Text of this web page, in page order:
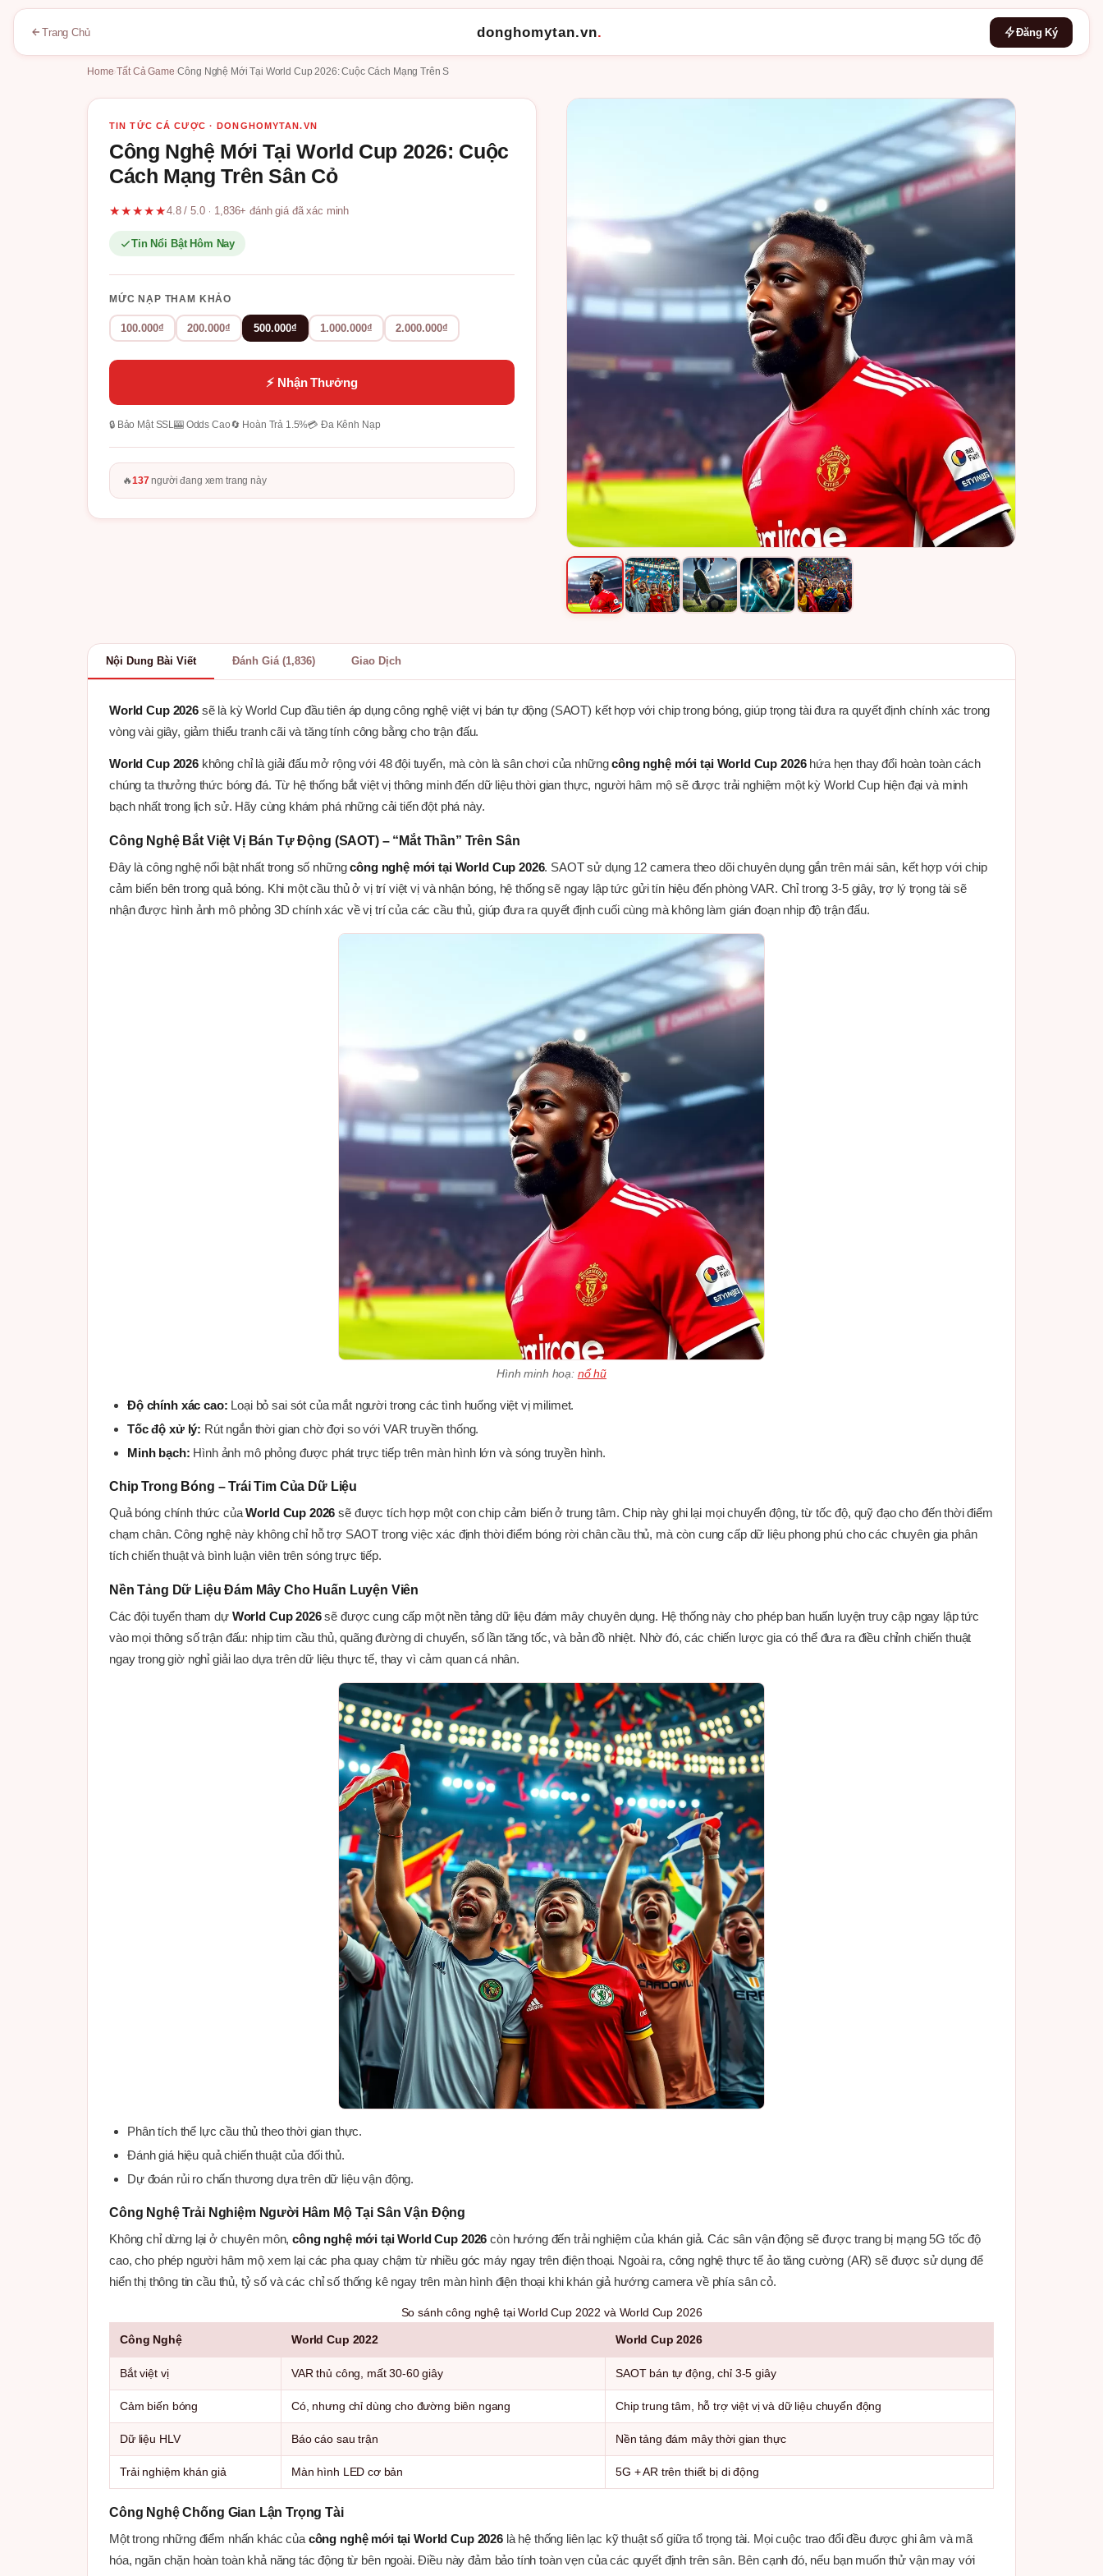
Trang Chủ donghomytan.vn. Đăng Ký
Home ›Tất Cả Game ›Công Nghệ Mới Tại World Cup 2026: Cuộc Cách Mạng Trên S
TIN TỨC CÁ CƯỢC · DONGHOMYTAN.VN
Công Nghệ Mới Tại World Cup 2026: Cuộc
Cách Mạng Trên Sân Cỏ
★★★★★4.8 / 5.0 · 1,836+ đánh giá đã xác minh
Tin Nổi Bật Hôm Nay
MỨC NẠP THAM KHẢO
100.000₫ 200.000₫ 500.000₫ 1.000.000₫ 2.000.000₫
⚡ Nhận Thưởng
🔒 Bảo Mật SSL🎰 Odds Cao🔄 Hoàn Trả 1.5%💳 Đa Kênh Nạp
🔥137người đang xem trang này
Nội Dung Bài Viết Đánh Giá (1,836) Giao Dịch
World Cup 2026sẽ là kỳ World Cup đầu tiên áp dụng công nghệ việt vị bán tự động (SAOT) kết hợp với chip trong bóng, giúp trọng tài đưa ra quyết định chính xác trong
vòng vài giây, giảm thiểu tranh cãi và tăng tính công bằng cho trận đấu.
World Cup 2026không chỉ là giải đấu mở rộng với 48 đội tuyển, mà còn là sân chơi của nhữngcông nghệ mới tại World Cup 2026hứa hẹn thay đổi hoàn toàn cách
chúng ta thưởng thức bóng đá. Từ hệ thống bắt việt vị thông minh đến dữ liệu thời gian thực, người hâm mộ sẽ được trải nghiệm một kỳ World Cup hiện đại và minh
bạch nhất trong lịch sử. Hãy cùng khám phá những cải tiến đột phá này.
Công Nghệ Bắt Việt Vị Bán Tự Động (SAOT) – “Mắt Thần” Trên Sân
Đây là công nghệ nổi bật nhất trong số nhữngcông nghệ mới tại World Cup 2026. SAOT sử dụng 12 camera theo dõi chuyên dụng gắn trên mái sân, kết hợp với chip
cảm biến bên trong quả bóng. Khi một cầu thủ ở vị trí việt vị và nhận bóng, hệ thống sẽ ngay lập tức gửi tín hiệu đến phòng VAR. Chỉ trong 3-5 giây, trợ lý trọng tài sẽ
nhận được hình ảnh mô phỏng 3D chính xác về vị trí của các cầu thủ, giúp đưa ra quyết định cuối cùng mà không làm gián đoạn nhịp độ trận đấu.
Hình minh hoạ: nổ hũ
Độ chính xác cao: Loại bỏ sai sót của mắt người trong các tình huống việt vị milimet.
Tốc độ xử lý: Rút ngắn thời gian chờ đợi so với VAR truyền thống.
Minh bạch: Hình ảnh mô phỏng được phát trực tiếp trên màn hình lớn và sóng truyền hình.
Chip Trong Bóng – Trái Tim Của Dữ Liệu
Quả bóng chính thức củaWorld Cup 2026 sẽ được tích hợp một con chip cảm biến ở trung tâm. Chip này ghi lại mọi chuyển động, từ tốc độ, quỹ đạo cho đến thời điểm
chạm chân. Công nghệ này không chỉ hỗ trợ SAOT trong việc xác định thời điểm bóng rời chân cầu thủ, mà còn cung cấp dữ liệu phong phú cho các chuyên gia phân
tích chiến thuật và bình luận viên trên sóng trực tiếp.
Nền Tảng Dữ Liệu Đám Mây Cho Huấn Luyện Viên
Các đội tuyển tham dự World Cup 2026sẽ được cung cấp một nền tảng dữ liệu đám mây chuyên dụng. Hệ thống này cho phép ban huấn luyện truy cập ngay lập tức
vào mọi thông số trận đấu: nhịp tim cầu thủ, quãng đường di chuyển, số lần tăng tốc, và bản đồ nhiệt. Nhờ đó, các chiến lược gia có thể đưa ra điều chỉnh chiến thuật
ngay trong giờ nghỉ giải lao dựa trên dữ liệu thực tế, thay vì cảm quan cá nhân.
Phân tích thể lực cầu thủ theo thời gian thực.
Đánh giá hiệu quả chiến thuật của đối thủ.
Dự đoán rủi ro chấn thương dựa trên dữ liệu vận động.
Công Nghệ Trải Nghiệm Người Hâm Mộ Tại Sân Vận Động
Không chỉ dừng lại ở chuyên môn,công nghệ mới tại World Cup 2026 còn hướng đến trải nghiệm của khán giả. Các sân vận động sẽ được trang bị mạng 5G tốc độ
cao, cho phép người hâm mộ xem lại các pha quay chậm từ nhiều góc máy ngay trên điện thoại. Ngoài ra, công nghệ thực tế ảo tăng cường (AR) sẽ được sử dụng để
hiển thị thông tin cầu thủ, tỷ số và các chỉ số thống kê ngay trên màn hình điện thoại khi khán giả hướng camera về phía sân cỏ.
So sánh công nghệ tại World Cup 2022 và World Cup 2026
Công Nghệ World Cup 2022 World Cup 2026
Bắt việt vị VAR thủ công, mất 30-60 giây SAOT bán tự động, chỉ 3-5 giây
Cảm biến bóng Có, nhưng chỉ dùng cho đường biên ngang Chip trung tâm, hỗ trợ việt vị và dữ liệu chuyển động
Dữ liệu HLV Báo cáo sau trận Nền tảng đám mây thời gian thực
Trải nghiệm khán giả Màn hình LED cơ bản 5G + AR trên thiết bị di động
Công Nghệ Chống Gian Lận Trọng Tài
Một trong những điểm nhấn khác của công nghệ mới tại World Cup 2026là hệ thống liên lạc kỹ thuật số giữa tổ trọng tài. Mọi cuộc trao đổi đều được ghi âm và mã
hóa, ngăn chặn hoàn toàn khả năng tác động từ bên ngoài. Điều này đảm bảo tính toàn vẹn của các quyết định trên sân. Bên cạnh đó, nếu bạn muốn thử vận may với